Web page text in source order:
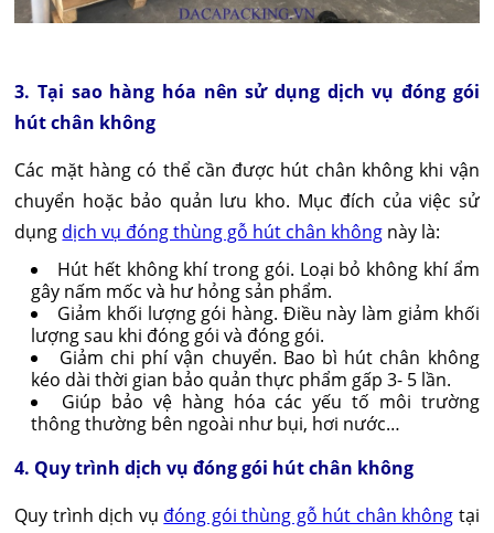
3. Tại sao hàng hóa nên sử dụng dịch vụ đóng gói
hút chân không
Các mặt hàng có thể cần được hút chân không khi vận
chuyển hoặc bảo quản lưu kho. Mục đích của việc sử
dụng dịch vụ đóng thùng gỗ hút chân không này là:
Hút hết không khí trong gói. Loại bỏ không khí ẩm
gây nấm mốc và hư hỏng sản phẩm.
Giảm khối lượng gói hàng. Điều này làm giảm khối
lượng sau khi đóng gói và đóng gói.
Giảm chi phí vận chuyển. Bao bì hút chân không
kéo dài thời gian bảo quản thực phẩm gấp 3- 5 lần.
Giúp bảo vệ hàng hóa các yếu tố môi trường
thông thường bên ngoài như bụi, hơi nước…
4. Quy trình dịch vụ đóng gói hút chân không
Quy trình dịch vụ đóng gói thùng gỗ hút chân không tại